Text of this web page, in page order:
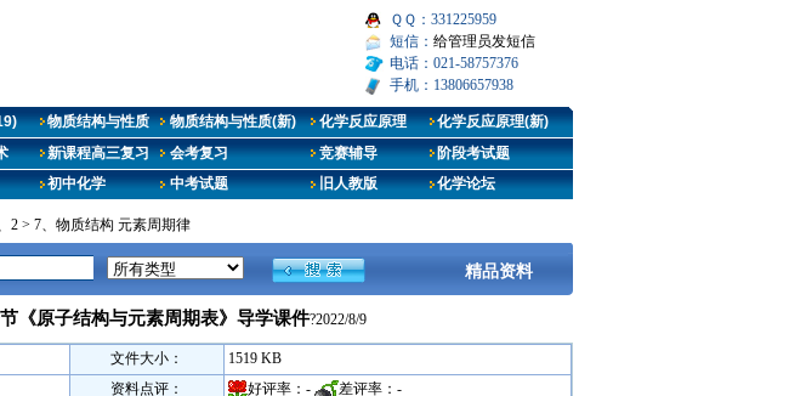
ＱＱ：331225959
短信： 给管理员发短信
电话：021-58757376
手机：13806657938
物质结构与性质 物质结构与性质(新) 化学反应原理
化学反应原理(新)
新课程高三复习 会考复习 竞赛辅导
阶段考试题
初中化学 中考试题 旧人教版 化学论坛
2 > 7、物质结构 元素周期律
精品资料
《原子结构与元素周期表》导学课件?2022/8/9
文件大小：
1519 KB
资料点评： 好评率： - 差评率： -